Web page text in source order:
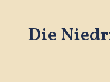
Die